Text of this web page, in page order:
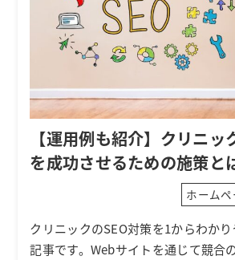
【運用例も紹介】クリニッ
を成功させるための施策と
ホームペ
クリニックのSEO対策を1からわか
記事です。Webサイトを通じて競合